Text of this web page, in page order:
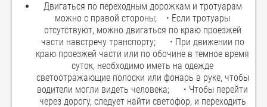
Двигаться по переходным дорожкам и тротуарам
можно с правой стороны;
· Если тротуары
отсутствуют, можно двигаться по краю проезжей
части навстречу транспорту;
· При движении по
краю проезжей части или по обочине в темное время
суток, необходимо иметь на одежде
светоотражающие полоски или фонарь в руке, чтобы
водители могли видеть человека;
· Чтобы перейти
через дорогу, следует найти светофор, и переходить